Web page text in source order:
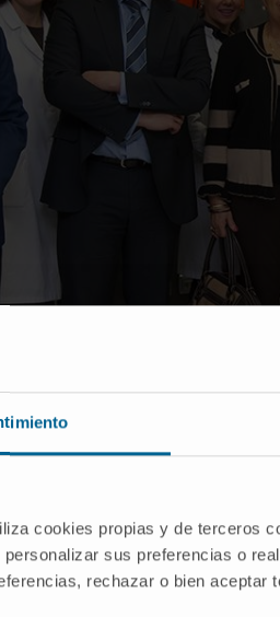
cookies propias y de terceros
personalizar sus preferencias o
rechazar o bien
Aplicada (CIMA) de la